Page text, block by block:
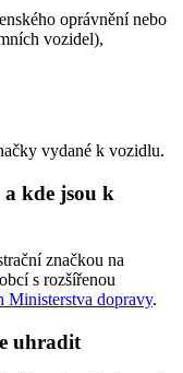
oprávnění nebo
vozidel),
vydané k vozidlu.
kde jsou k
značkou na
s rozšířenou
Ministerstva dopravy.
uhradit